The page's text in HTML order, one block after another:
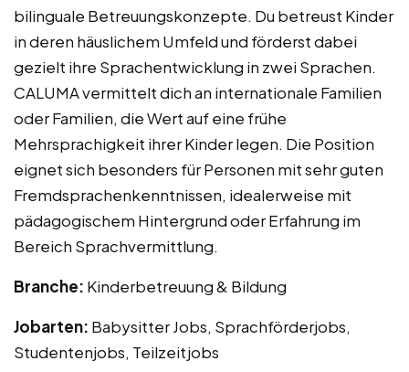
bilinguale Betreuungskonzepte. Du betreust Kinder
in deren häuslichem Umfeld und förderst dabei
gezielt ihre Sprachentwicklung in zwei Sprachen.
CALUMA vermittelt dich an internationale Familien
oder Familien, die Wert auf eine frühe
Mehrsprachigkeit ihrer Kinder legen. Die Position
eignet sich besonders für Personen mit sehr guten
Fremdsprachenkenntnissen, idealerweise mit
pädagogischem Hintergrund oder Erfahrung im
Bereich Sprachvermittlung.
Branche: Kinderbetreuung & Bildung
Jobarten: Babysitter Jobs, Sprachförderjobs,
Studentenjobs, Teilzeitjobs